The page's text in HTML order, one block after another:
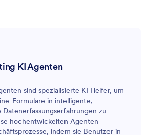
KI Agenten
sind spezialisierte KI Helfer, um
Formulare in intelligente,
zu
hochentwickelten Agenten
indem sie Benutzer in